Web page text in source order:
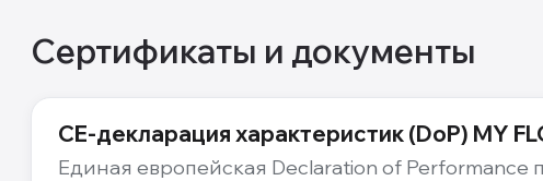
Сертификаты и документы
CE-декларация характеристик (DoP) MY
Единая европейская Declaration of Performance